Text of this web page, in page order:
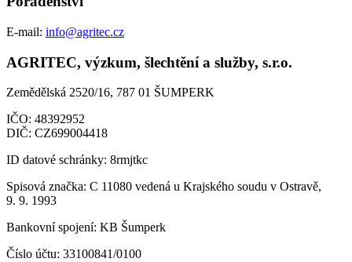
E-mail: info@agritec.cz
AGRITEC, výzkum, šlechtění a služby, s.r.o.
Zemědělská 2520/16, 787 01 ŠUMPERK
IČO: 48392952
DIČ: CZ699004418
ID datové schránky: 8rmjtkc
Spisová značka: C 11080 vedená u Krajského soudu v Ostravě,
9. 9. 1993
Bankovní spojení: KB Šumperk
Číslo účtu: 33100841/0100